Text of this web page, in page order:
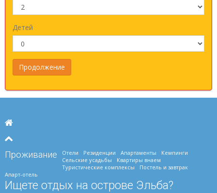
Детей
Проживание Отели Резиденции Апартаменты
Кемпинги
Сельские усадьбы
Квартиры внаем
Туристические комплексы
Постель и завтрак
Апарт-отель
Ищете отдых на острове Эльба?